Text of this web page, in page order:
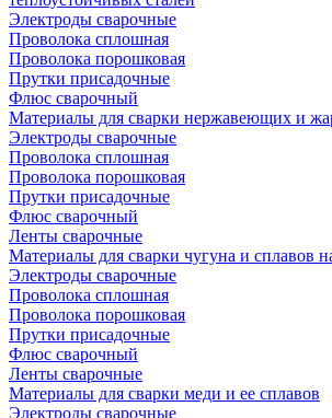
Электроды сварочные
Проволока сплошная
Проволока порошковая
Прутки присадочные
Флюс сварочный
Материалы для сварки нержавеющих и
Электроды сварочные
Проволока сплошная
Проволока порошковая
Прутки присадочные
Флюс сварочный
Ленты сварочные
Материалы для сварки чугуна и сплавов
Электроды сварочные
Проволока сплошная
Проволока порошковая
Прутки присадочные
Флюс сварочный
Ленты сварочные
Материалы для сварки меди и ее сплавов
Электроды сварочные